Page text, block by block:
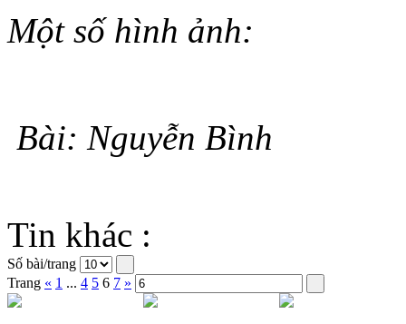
Một số hình ảnh:
Bài: Nguyễn Bình
Tin khác :
Số bài/trang
Trang « 1 ... 4 5 6 7 »